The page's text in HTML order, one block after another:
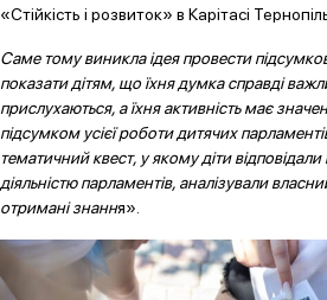
«Стійкість і розвиток» в Карітасі
Саме тому виникла ідея провести
показати дітям, що їхня думка справді
прислухаються, а їхня активність має
підсумком усієї роботи дитячих
тематичний квест, у якому діти відповідали
діяльністю парламентів, аналізували
отримані знання».